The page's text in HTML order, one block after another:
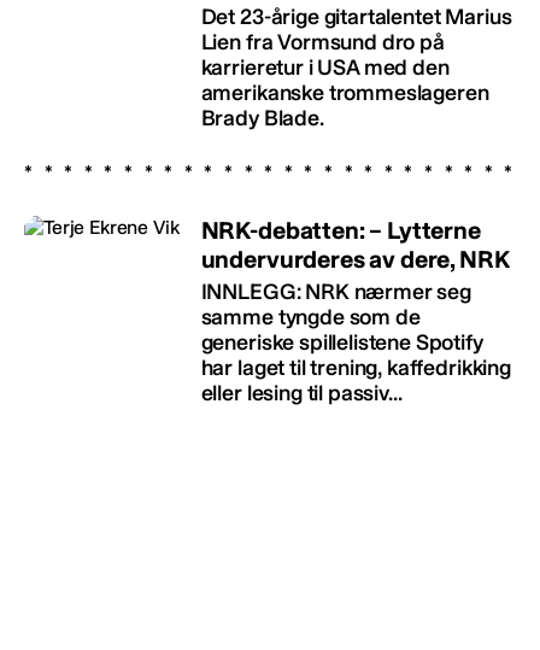
Det 23-årige gitartalentet Marius
Lien fra Vormsund dro på
karrieretur i USA med den
amerikanske trommeslageren
Brady Blade.
NRK-debatten: – Lytterne
undervurderes av dere, NRK
INNLEGG: NRK nærmer seg
samme tyngde som de
generiske spillelistene Spotify
har laget til trening, kaffedrikking
eller lesing til passiv...